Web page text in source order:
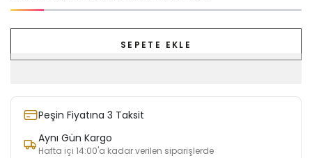
SEPETE EKLE
Peşin Fiyatına 3 Taksit
Aynı Gün Kargo
Hafta içi 14:00'a kadar verilen siparişlerde